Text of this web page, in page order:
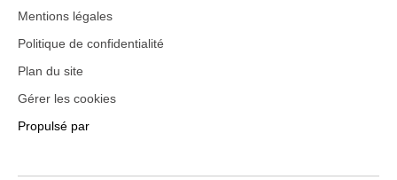
Mentions légales
Politique de confidentialité
Plan du site
Gérer les cookies
Propulsé par